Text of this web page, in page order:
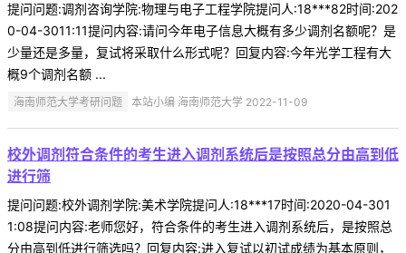
提问问题:调剂咨询学院:物理与电子工程学院提问人:18***82时间:202
0-04-3011:11提问内容:请问今年电子信息大概有多少调剂名额呢？是
少量还是多量，复试将采取什么形式呢？回复内容:今年光学工程有大
概9个调剂名额 ...
海南师范大学考研问题 本站小编 海南师范大学 2022-11-09
校外调剂符合条件的考生进入调剂系统后是按照总分由高到低
进行筛
提问问题:校外调剂学院:美术学院提问人:18***17时间:2020-04-301
1:08提问内容:老师您好，符合条件的考生进入调剂系统后，是按照总
分由高到低进行筛选吗？回复内容:进入复试以初试成绩为基本原则，